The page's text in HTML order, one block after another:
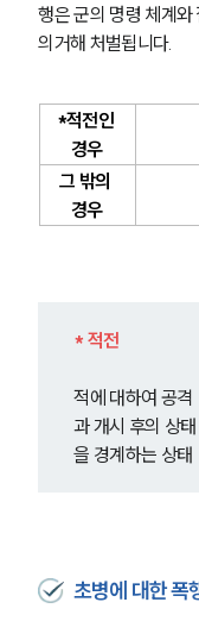
행은 군의 명령 체계
의거해 처벌됩니다.
*적전인
경우
그 밖의
경우
* 적전
적에 대하여 공
과 개시 후의 상
을 경계하는 상태
초병에 대한 폭